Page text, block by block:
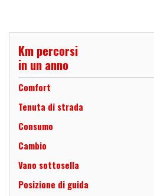
Km percorsi
in un anno
Comfort
Tenuta di strada
Consumo
Cambio
Vano sottosella
Posizione di guida